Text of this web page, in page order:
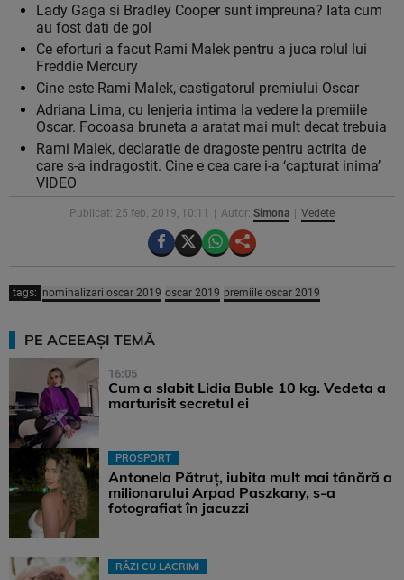
Lady Gaga si Bradley Cooper sunt impreuna? Iata cum
au fost dati de gol
Ce eforturi a facut Rami Malek pentru a juca rolul lui
Freddie Mercury
Cine este Rami Malek, castigatorul premiului Oscar
Adriana Lima, cu lenjeria intima la vedere la premiile
Oscar. Focoasa bruneta a aratat mai mult decat trebuia
Rami Malek, declaratie de dragoste pentru actrita de
care s-a indragostit. Cine e cea care i-a ‘capturat inima’
VIDEO
Publicat: 25 feb. 2019, 10:11 Autor: Simona Vedete
tags: nominalizari oscar 2019 oscar 2019 premiile oscar 2019
PE ACEEAȘI TEMĂ
16:05
Cum a slabit Lidia Buble 10 kg. Vedeta a
marturisit secretul ei
PROSPORT
Antonela Pătruț, iubita mult mai tânără a
milionarului Arpad Paszkany, s-a
fotografiat în jacuzzi
RÂZI CU LACRIMI